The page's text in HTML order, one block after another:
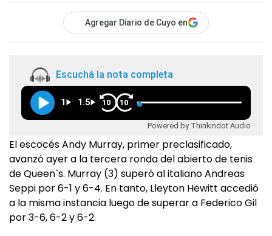
Agregar Diario de Cuyo en
Escuchá la nota completa
1 1.5 10 10
Powered by Thinkindot Audio
El escocés Andy Murray, primer preclasificado,
avanzó ayer a la tercera ronda del abierto de tenis
de Queen`s. Murray (3) superó al italiano Andreas
Seppi por 6-1 y 6-4. En tanto, Lleyton Hewitt accedió
a la misma instancia luego de superar a Federico Gil
por 3-6, 6-2 y 6-2.